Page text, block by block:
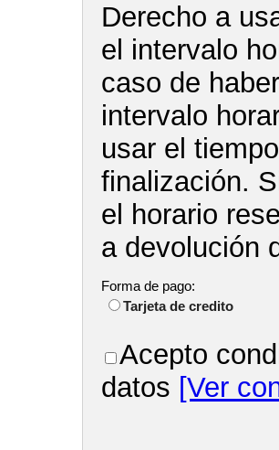
Derecho a
el intervalo
caso de
intervalo
usar el
finalización.
el horario
a devolución
Forma de pago:
Tarjeta de credito
Acepto
datos [Ver